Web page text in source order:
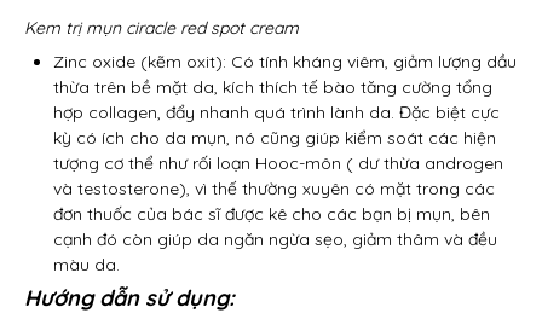
Kem trị mụn ciracle red spot cream
Zinc oxide (kẽm oxit): Có tính kháng viêm, giảm lượng dầu
thừa trên bề mặt da, kích thích tế bào tăng cường tổng
hợp collagen, đẩy nhanh quá trình lành da. Đặc biệt cực
kỳ có ích cho da mụn, nó cũng giúp kiểm soát các hiện
tượng cơ thể như rối loạn Hooc-môn ( dư thừa androgen
và testosterone), vì thế thường xuyên có mặt trong các
đơn thuốc của bác sĩ được kê cho các bạn bị mụn, bên
cạnh đó còn giúp da ngăn ngừa sẹo, giảm thâm và đều
màu da.
Hướng dẫn sử dụng: